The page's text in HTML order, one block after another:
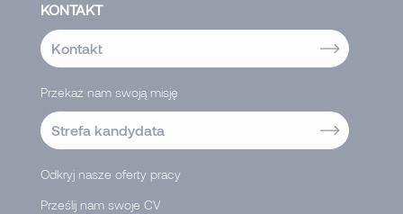
KONTAKT
Kontakt
Przekaż nam swoją misję
Strefa kandydata
Odkryj nasze oferty pracy
Prześlij nam swoje CV